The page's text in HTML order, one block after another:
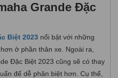
Grande Đặc
Biệt 2023 nổi bật với những
ở phần thân xe. Ngoài ra,
Đặc Biệt 2023 cũng sẽ có thay
để dễ phân biệt hơn. Cụ thể,